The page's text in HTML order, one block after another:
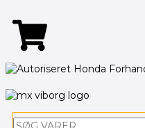
Søg